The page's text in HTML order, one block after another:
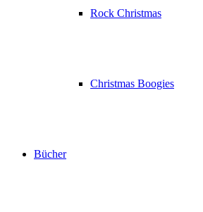
Rock Christmas
Christmas Boogies
Bücher